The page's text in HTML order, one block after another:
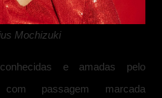
Mochizuki
e amadas pelo
passagem marcada